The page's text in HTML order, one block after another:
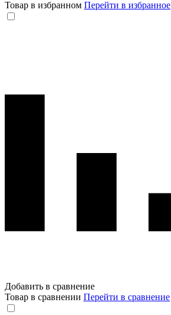
Товар в избранном Перейти в избранное
Добавить в сравнение
Товар в сравнении Перейти в сравнение